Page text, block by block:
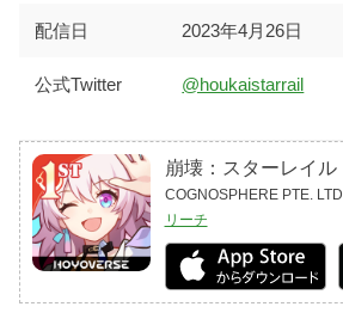
配信日 2023年4月26日
公式Twitter @houkaistarrail
崩壊：スターレイル
COGNOSPHERE PTE. LTD.
リーチ